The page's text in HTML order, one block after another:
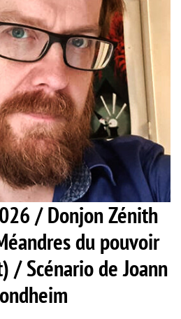
/ Donjon Zénith
du pouvoir
/ Scénario de Joann